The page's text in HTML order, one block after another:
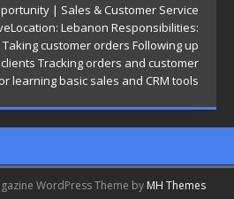
| Sales & Customer Service
Lebanon Responsibilities:
customer orders Following up
Tracking orders and customer
learning basic sales and CRM tools
WordPress Theme by MH Themes